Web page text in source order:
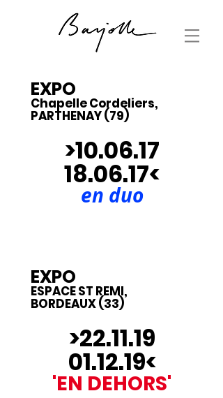
EXPO
Chapelle Cordeliers,
PARTHENAY (79)
>10.06.17
18.06.17<
en duo
EXPO
ESPACE ST REMI,
BORDEAUX (33)
>22.11.19
01.12.19<
'EN DEHORS'